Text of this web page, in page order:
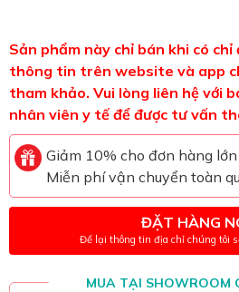
Sản phẩm này chỉ bán khi có chỉ
thông tin trên website và app
tham khảo. Vui lòng liên hệ với
nhân viên y tế để được tư vấn
Giảm 10% cho đơn hàng
Miễn phí vận chuyển toàn
ĐẶT HÀNG
Để lại thông tin địa chỉ chúng tôi
MUA TẠI SHOWROOM